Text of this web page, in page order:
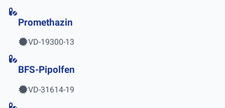
Promethazin
VD-19300-13
BFS-Pipolfen
VD-31614-19